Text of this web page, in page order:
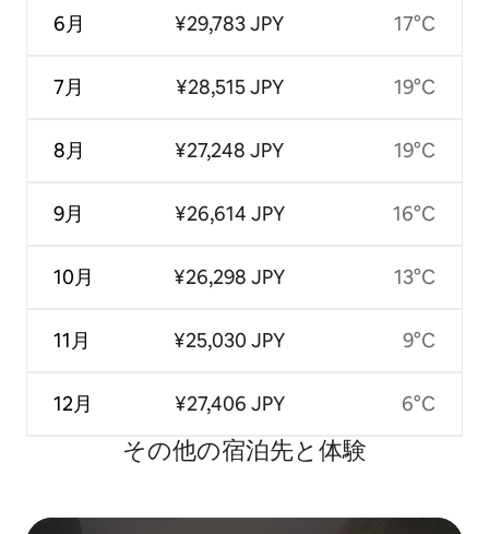
6月
7月
8月
9月
10月
11月
12月
¥29,783 JPY
¥28,515 JPY
¥27,248 JPY
¥26,614 JPY
¥26,298 JPY
¥25,030 JPY
¥27,406 JPY
17°C
19°C
19°C
16°C
13°C
9°C
6°C
その他の宿⁠泊⁠先と体⁠験